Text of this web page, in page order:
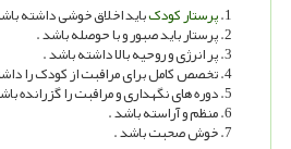
پرستار کودکباید اخلاق خوشی داشته
پرستار باید صبور و با حوصله باشد .
پر انرژی و روحیه بالا داشته باشد .
تخصص کامل برای مراقبت از کودک را
دوره های نگهداری و مراقبت را گزرانده
منظم و آراسته باشد .
خوش صحبت باشد .